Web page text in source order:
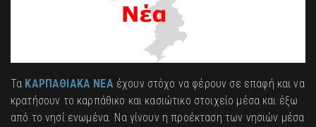
Τα ΚΑΡΠΑΘΙΑΚΑ ΝΕΑέχουν στόχο να φέρουν σε επαφή και να
κρατήσουν το καρπάθικο και κασιώτικο στοιχείο μέσα και έξω
από το νησί ενωμένα. Να γίνουν η προέκταση των νησιών μέσα